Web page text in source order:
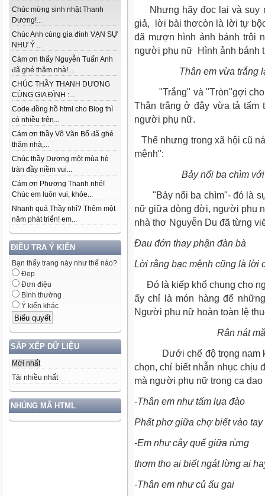
Chúc mừng sinh nhật Thanh
Dương!...
Chúc Anh cùng gia đình VẠN SỰ
NHƯ Ý ...
Cám ơn thấy Nguyễn Tuấn Anh
đã ghé thăm nhà!...
CHÚC THẦY THANH DƯƠNG
CÙNG GIA ĐÌNH :...
Code đồng hồ html cho Blog thì
có nhiều trên...
Cám ơn thầy Võ Văn Bổ đã ghé
thăm nhà,...
Chúc thầy Dương một mùa hè
tràn đầy niềm vui...
Cám ơn Phương Thanh nhé!
Chúc em luôn vui, khỏe...
Nhanh quá Thầy nhỉ? Thêm một
năm phát triển! em...
ĐIỀU TRA Ý KIẾN
Bạn thấy trang này như thế nào?
Đẹp
Đơn điệu
Bình thường
Ý kiến khác
SẮP XẾP DỮ LIỆU
Mới nhất
Tải nhiều nhất
NHÚNG MÃ HTML
Nhưng hãy đọc lại và suy
giả, lời bài thơcòn là lời tự
đã mượn hình ảnh bánh trôi
người phụ nữ Hình ảnh bánh
Thân em vừa trắng lại
"Trắng" và "Tròn"gợi cho
Thân trắng ở đây vừa tả tấm
người phụ nữ.
Thế nhưng trong xã hội cũ
mệnh":
Bảy nổi ba chìm
"Bảy nổi ba chìm"- đó là sự
nữ giữa dòng đời, người phụ
nhà thơ Nguyễn Du đã từng
Đau đớn thay phận đàn bà
Lời rằng bạc mệnh cũng là lời
Đó là kiếp khổ chung cho
ấy chỉ là món hàng để
Người phụ nữ hoàn toàn lệ
Rắn nát mặc dầu
Dưới chế độ trọng nam
chọn, chỉ biết nhẫn nhục chịu
mà người phụ nữ trong ca
-Thân em như tấm lụa đào
Phất phơ giữa chợ biết vào tay
-Em như cây quế giữa rừng
thơm tho ai biết ngát lừng ai
-Thân em như củ ấu gai